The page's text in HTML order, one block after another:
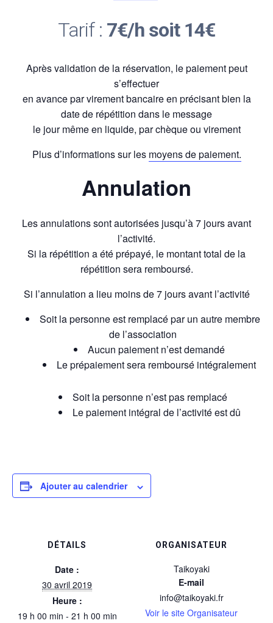
Tarif : 7€/h soit 14€
Après validation de la réservation, le paiement peut
s’effectuer
en avance par virement bancaire en précisant bien la
date de répétition dans le message
le jour même en liquide, par chèque ou virement
Plus d’informations sur les moyens de paiement.
Annulation
Les annulations sont autorisées jusqu’à 7 jours avant
l’activité.
Si la répétition a été prépayé, le montant total de la
répétition sera remboursé.
Si l’annulation a lieu moins de 7 jours avant l’activité
Soit la personne est remplacé par un autre membre
de l’association
Aucun paiement n’est demandé
Le prépaiement sera remboursé intégralement
Soit la personne n’est pas remplacé
Le paiement intégral de l’activité est dû
Ajouter au calendrier
DÉTAILS
Date :
30 avril 2019
Heure :
19 h 00 min - 21 h 00 min
ORGANISATEUR
Taikoyaki
E-mail
info@taikoyaki.fr
Voir le site Organisateur